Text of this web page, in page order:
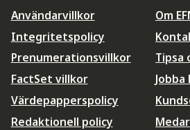
Användarvillkor
Integritetspolicy
Prenumerationsvillkor
FactSet villkor
Värdepapperspolicy
Redaktionell policy
Om
Tipsa
Jobba